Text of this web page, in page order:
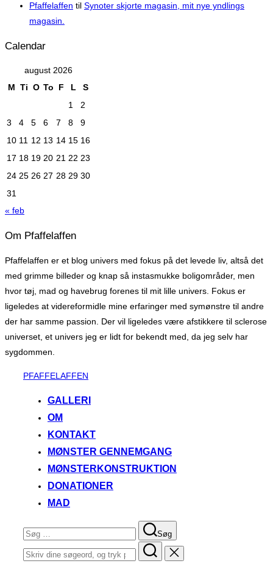
Pfaffelaffen til Synoter skjorte magasin, mit nye yndlings
magasin.
Calendar
august 2026
M Ti O To F L
S
1
2
3
4 5 6 7 8
9
10 11 12 13 14 15 16
17 18 19 20 21 22 23
24 25 26 27 28 29 30
31
« feb
Om Pfaffelaffen
Pfaffelaffen er et blog univers med fokus på det levede liv, altså det
med grimme billeder og knap så instasmukke boligområder, men
hvor tøj, mad og havebrug forenes til mit lille univers. Fokus er
ligeledes at videreformidle mine erfaringer med symønstre til andre
der har samme passion. Der vil ligeledes være afstikkere til sclerose
universet, et univers jeg er lidt for bekendt med, da jeg selv har
sygdommen.
ViderePFAFFELAFFEN
GALLERI
OM
KONTAKT
MØNSTER GENNEMGANG
MØNSTERKONSTRUKTION
DONATIONER
MAD
Søg
efter:
Søg
Søg
efter: